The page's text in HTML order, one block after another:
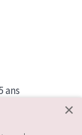
ans
×